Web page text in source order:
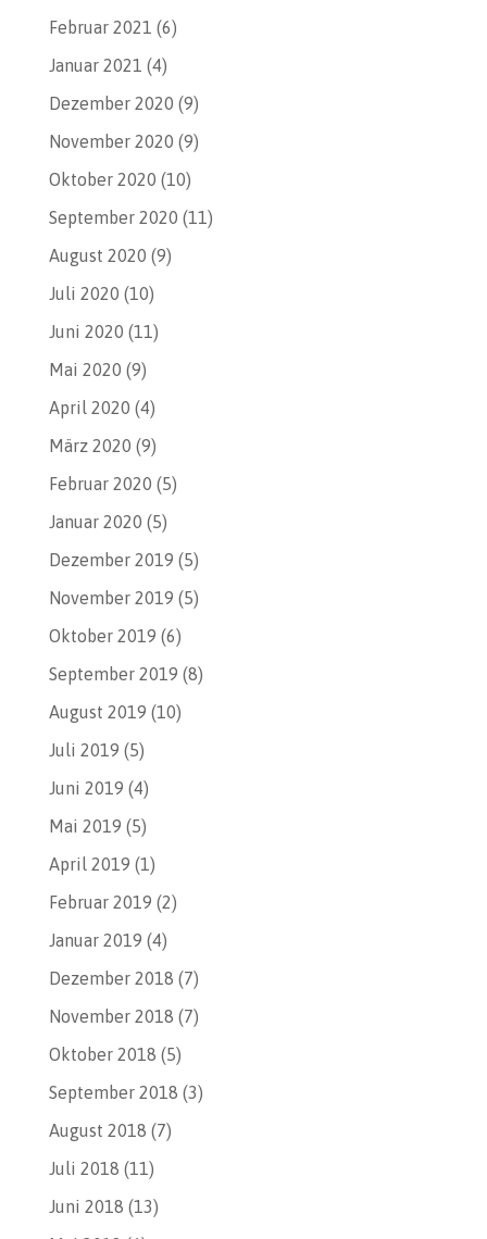
Februar 2021 (6)
Januar 2021 (4)
Dezember 2020 (9)
November 2020 (9)
Oktober 2020 (10)
September 2020 (11)
August 2020 (9)
Juli 2020 (10)
Juni 2020 (11)
Mai 2020 (9)
April 2020 (4)
März 2020 (9)
Februar 2020 (5)
Januar 2020 (5)
Dezember 2019 (5)
November 2019 (5)
Oktober 2019 (6)
September 2019 (8)
August 2019 (10)
Juli 2019 (5)
Juni 2019 (4)
Mai 2019 (5)
April 2019 (1)
Februar 2019 (2)
Januar 2019 (4)
Dezember 2018 (7)
November 2018 (7)
Oktober 2018 (5)
September 2018 (3)
August 2018 (7)
Juli 2018 (11)
Juni 2018 (13)